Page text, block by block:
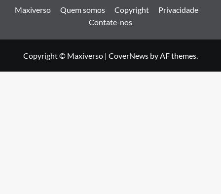
Maxiverso Quem somos Copyright
Privacidade
Contate-nos
Copyright © Maxiverso | CoverNews by AF themes.